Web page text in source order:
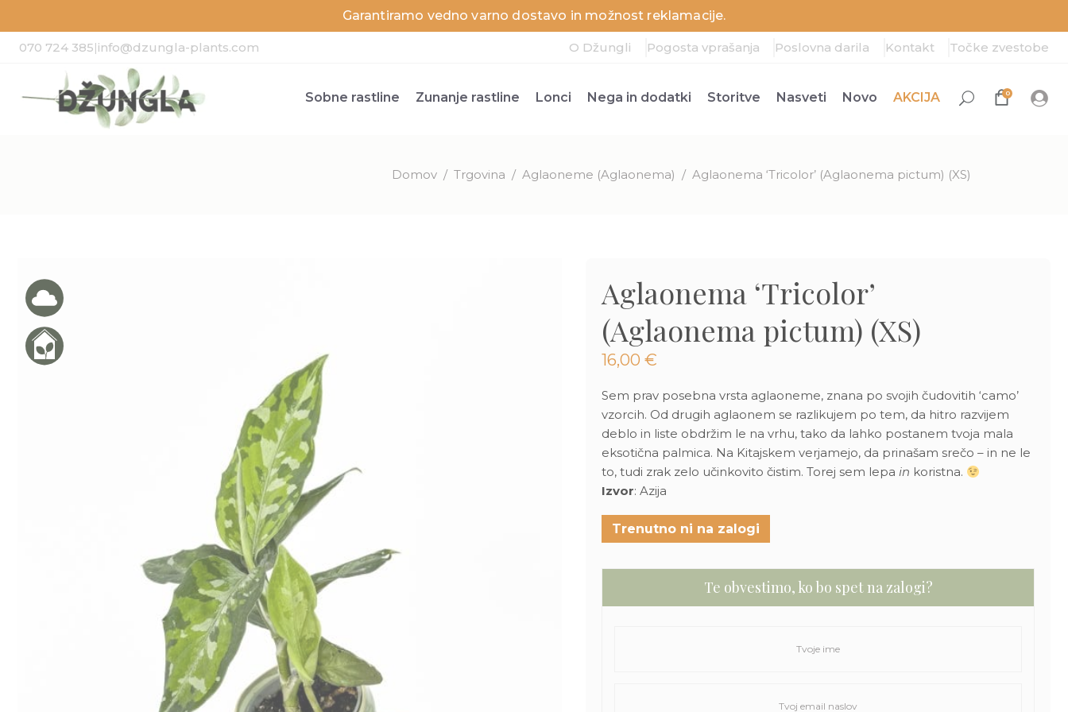
Garantiramo vedno varno dostavo in možnost reklamacije.
070 724 385|info@dzungla-plants.com O Džungli Pogosta vprašanja Poslovna darila Kontakt Točke zvestobe
Sobne rastline Zunanje rastline Lonci Nega in dodatki Storitve Nasveti Novo AKCIJA 0
Domov / Trgovina / Aglaoneme (Aglaonema) / Aglaonema ‘Tricolor’ (Aglaonema pictum) (XS)
Aglaonema ‘Tricolor’
(Aglaonema pictum) (XS)
16,00 €
Sem prav posebna vrsta aglaoneme, znana po svojih čudovitih ‘camo’
vzorcih. Od drugih aglaonem se razlikujem po tem, da hitro razvijem
deblo in liste obdržim le na vrhu, tako da lahko postanem tvoja mala
eksotična palmica. Na Kitajskem verjamejo, da prinašam srečo – in ne le
to, tudi zrak zelo učinkovito čistim. Torej sem lepa in koristna.
Izvor: Azija
Trenutno ni na zalogi
Te obvestimo, ko bo spet na zalogi?